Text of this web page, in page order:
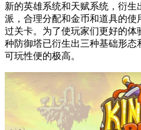
新的英雄系统和天赋系统，衍
派，合理分配和金币和道具的使
过关卡。为了使玩家们更好的
种防御塔已衍生出三种基础形
可玩性便的极高。